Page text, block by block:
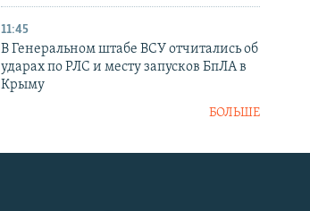
11:45
В Генеральном штабе ВСУ отчитались об
ударах по РЛС и месту запусков БпЛА в
Крыму
БОЛЬШЕ